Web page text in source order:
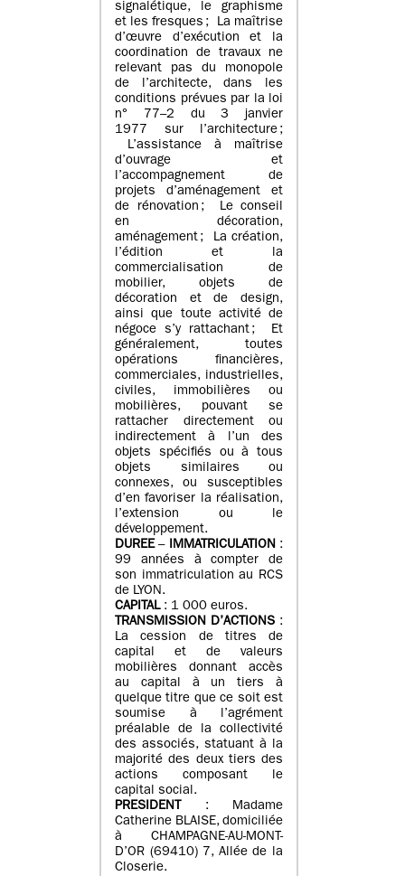
signalétique, le graphisme
et les fresques ; La maîtrise
d’œuvre d’exécution et la
coordination de travaux ne
relevant pas du monopole
de l’architecte, dans les
conditions prévues par la loi
n° 77–2 du 3 janvier
1977 sur l’architecture ;
L’assistance à maîtrise
d’ouvrage et
l’accompagnement de
projets d’aménagement et
de rénovation ; Le conseil
en décoration,
aménagement ; La création,
l’édition et la
commercialisation de
mobilier, objets de
décoration et de design,
ainsi que toute activité de
négoce s’y rattachant ; Et
généralement, toutes
opérations financières,
commerciales, industrielles,
civiles, immobilières ou
mobilières, pouvant se
rattacher directement ou
indirectement à l’un des
objets spécifiés ou à tous
objets similaires ou
connexes, ou susceptibles
d’en favoriser la réalisation,
l’extension ou le
développement.
DUREE– IMMATRICULATION:
99 années à compter de
son immatriculation au RCS
de LYON.
CAPITAL: 1 000 euros.
TRANSMISSION D’ACTIONS :
La cession de titres de
capital et de valeurs
mobilières donnant accès
au capital à un tiers à
quelque titre que ce soit est
soumise à l’agrément
préalable de la collectivité
des associés, statuant à la
majorité des deux tiers des
actions composant le
capital social.
PRESIDENT : Madame
Catherine BLAISE, domiciliée
à CHAMPAGNE-AU-MONT-
D’OR (69410) 7, Allée de la
Closerie.